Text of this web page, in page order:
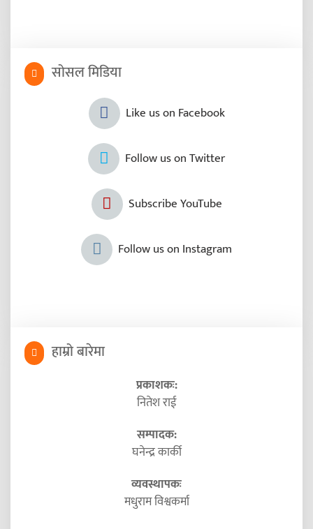
सोसल मिडिया
Like us on Facebook
Follow us on Twitter
Subscribe YouTube
Follow us on Instagram
हाम्रो बारेमा
प्रकाशकः:
नितेश राई
सम्पादक:
घनेन्द्र कार्की
व्यवस्थापकः
मधुराम विश्वकर्मा